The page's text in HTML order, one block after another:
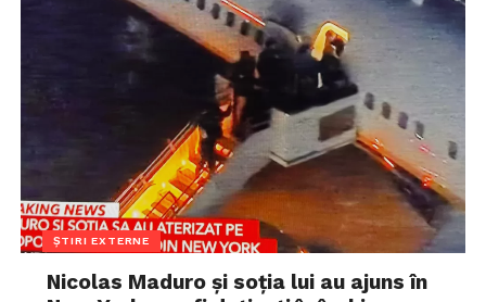
ȘTIRI EXTERNE
Nicolas Maduro și soția lui au ajuns în